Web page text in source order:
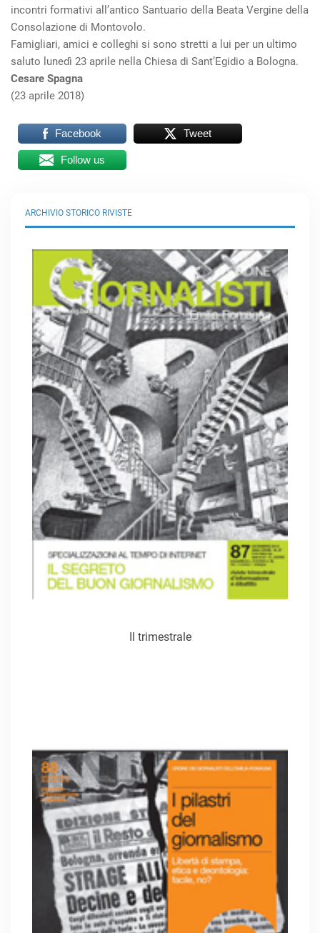
incontri formativi all’antico Santuario della Beata Vergine della
Consolazione di Montovolo.
Famigliari, amici e colleghi si sono stretti a lui per un ultimo
saluto lunedì 23 aprile nella Chiesa di Sant’Egidio a Bologna.
Cesare Spagna
(23 aprile 2018)
Facebook Tweet
Follow us
ARCHIVIO STORICO RIVISTE
Il trimestrale